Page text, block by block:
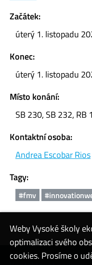
Začátek:
úterý 1. listopadu
Konec:
úterý 1. listopadu
Místo konání:
SB 230, SB 232, RB
Kontaktní osoba:
Andrea Escobar Rios
Tagy:
#fmv
Weby Vysoké školy
optimalizaci svého
cookies. Prosíme o